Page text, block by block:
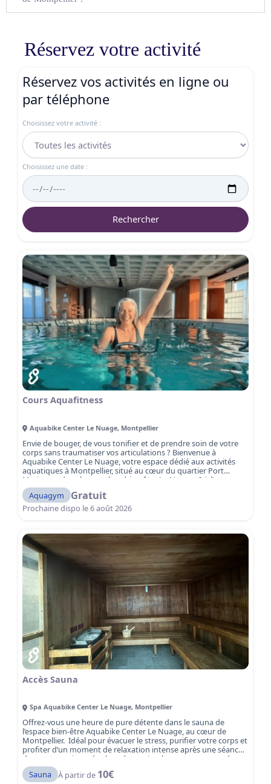
Réservez votre activité
Réservez vos activités en ligne ou
par téléphone
Choisissez votre activité :
Choisissez une date :
Rechercher
Cours Aquafitness
Aquabike Center Le Nuage, Montpellier
Envie de bouger, de vous tonifier et de prendre soin de votre
corps sans traumatiser vos articulations ? Bienvenue à
Aquabike Center Le Nuage, votre espace dédié aux activités
aquatiques à Montpellier, situé au cœur du quartier Port
Marianne, dans le complexe bien-être Le Nuage. Ici, l’eau
devient votre meilleur allié pour vous remettre en forme, vous
tonifier et vous dépasser, sans impact sur les articulations,
dans un cadre moderne, lumineux et inspirant. Aquabike,
aquagym ou aquamix : trois façons de bouger dans l’eau et de
débutant·e, sportif·ve confirmé·e ou en reprise d’activité, nos
séances sont pensées pour s’adapter à tous les niveaux et à
tous les objectifs.
Aquagym Gratuit
Prochaine dispo le6 août 2026
Accès Sauna
Spa Aquabike Center Le Nuage, Montpellier
Offrez-vous une heure de pure détente dans le sauna de
l’espace bien-être Aquabike Center Le Nuage, au cœur de
Montpellier. Idéal pour évacuer le stress, purifier votre corps et
profiter d’un moment de relaxation intense après une séance
de sport, une journée chargée ou simplement pour prendre
soin de vous. Le sauna vous plonge dans une atmosphère
apaisante et revitalisante.
Sauna À partir de 10€